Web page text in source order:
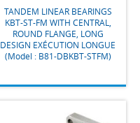
TANDEM LINEAR BEARINGS
KBT-ST-FM WITH CENTRAL,
ROUND FLANGE, LONG
DESIGN EXÉCUTION LONGUE
(Model : B81-DBKBT-STFM)